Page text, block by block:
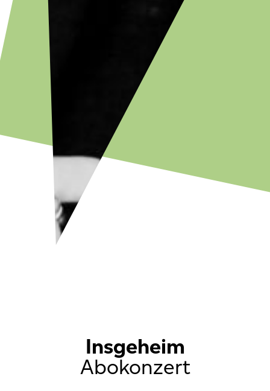
Insgeheim
Abokonzert